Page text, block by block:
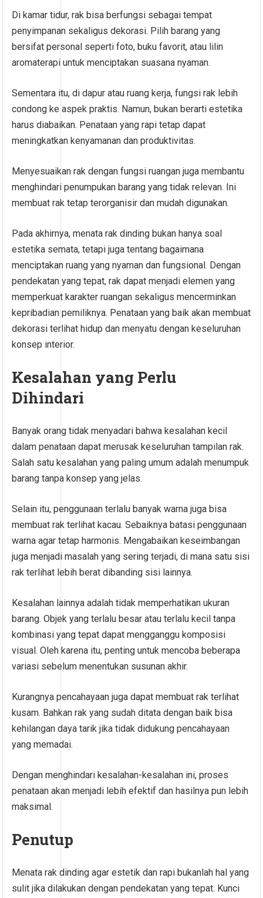
Di kamar tidur, rak bisa berfungsi sebagai tempat
penyimpanan sekaligus dekorasi. Pilih barang yang
bersifat personal seperti foto, buku favorit, atau lilin
aromaterapi untuk menciptakan suasana nyaman.
Sementara itu, di dapur atau ruang kerja, fungsi rak lebih
condong ke aspek praktis. Namun, bukan berarti estetika
harus diabaikan. Penataan yang rapi tetap dapat
meningkatkan kenyamanan dan produktivitas.
Menyesuaikan rak dengan fungsi ruangan juga membantu
menghindari penumpukan barang yang tidak relevan. Ini
membuat rak tetap terorganisir dan mudah digunakan.
Pada akhirnya, menata rak dinding bukan hanya soal
estetika semata, tetapi juga tentang bagaimana
menciptakan ruang yang nyaman dan fungsional. Dengan
pendekatan yang tepat, rak dapat menjadi elemen yang
memperkuat karakter ruangan sekaligus mencerminkan
kepribadian pemiliknya. Penataan yang baik akan membuat
dekorasi terlihat hidup dan menyatu dengan keseluruhan
konsep interior.
Kesalahan yang Perlu
Dihindari
Banyak orang tidak menyadari bahwa kesalahan kecil
dalam penataan dapat merusak keseluruhan tampilan rak.
Salah satu kesalahan yang paling umum adalah menumpuk
barang tanpa konsep yang jelas.
Selain itu, penggunaan terlalu banyak warna juga bisa
membuat rak terlihat kacau. Sebaiknya batasi penggunaan
warna agar tetap harmonis. Mengabaikan keseimbangan
juga menjadi masalah yang sering terjadi, di mana satu sisi
rak terlihat lebih berat dibanding sisi lainnya.
Kesalahan lainnya adalah tidak memperhatikan ukuran
barang. Objek yang terlalu besar atau terlalu kecil tanpa
kombinasi yang tepat dapat mengganggu komposisi
visual. Oleh karena itu, penting untuk mencoba beberapa
variasi sebelum menentukan susunan akhir.
Kurangnya pencahayaan juga dapat membuat rak terlihat
kusam. Bahkan rak yang sudah ditata dengan baik bisa
kehilangan daya tarik jika tidak didukung pencahayaan
yang memadai.
Dengan menghindari kesalahan-kesalahan ini, proses
penataan akan menjadi lebih efektif dan hasilnya pun lebih
maksimal.
Penutup
Menata rak dinding agar estetik dan rapi bukanlah hal yang
sulit jika dilakukan dengan pendekatan yang tepat. Kunci